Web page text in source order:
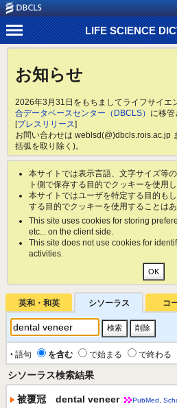
LIFE SCIENCE
お知らせ
2026年3月31日をもちましてライフサイエ
合データベースセンター（DBCLS） に移管
[プレスリリース]
お問い合わせは weblsd(@)dbcls.rois.ac.jp
括弧を取り除く)。
本サイトでは表示言語、文字サイズ等
ト側で保存する目的でクッキーを使用し
本サイトではユーザを特定する目的も
する目的でクッキーを使用することはあ
This site uses cookies for storing
etc... on the client side.
This site does not use cookies for
activities.
英和・和英 シソーラス コ
‣ 語句 を含む で始まる で終わる
シソーラス検索結果
被覆冠 dental veneer PubMed